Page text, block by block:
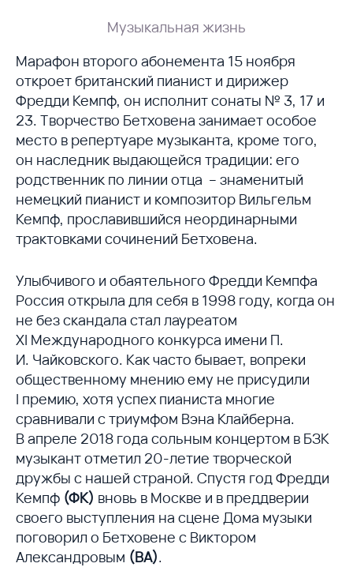
Музыкальная жизнь
Марафон второго абонемента 15 ноября
откроет британский пианист и дирижер
Фредди Кемпф, он исполнит сонаты № 3, 17 и
23. Творчество Бетховена занимает особое
место в репертуаре музыканта, кроме того,
он наследник выдающейся традиции: его
родственник по линии отца – знаменитый
немецкий пианист и композитор Вильгельм
Кемпф, прославившийся неординарными
трактовками сочинений Бетховена.
Улыбчивого и обаятельного Фредди Кемпфа
Россия открыла для себя в 1998 году, когда он
не без скандала стал лауреатом
XI Международного конкурса имени П.
И. Чайковского. Как часто бывает, вопреки
общественному мнению ему не присудили
I премию, хотя успех пианиста многие
сравнивали с триумфом Вэна Клайберна.
В апреле 2018 года сольным концертом в БЗК
музыкант отметил 20-летие творческой
дружбы с нашей страной. Спустя год Фредди
Кемпф (ФК) вновь в Москве и в преддверии
своего выступления на сцене Дома музыки
поговорил о Бетховене с Виктором
Александровым (ВА).